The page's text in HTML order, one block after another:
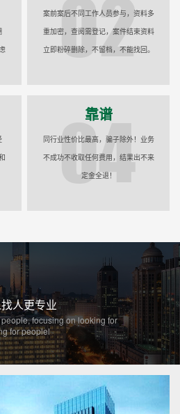
案前案后不同工作人员参与，资料多
重加密，查阅需登记，案件结束资料
立即粉碎删除，不留档，不能找回。
靠谱
同行业性价比最高，骗子除外！业务
不成功不收取任何费用，结果出不来
定金全退！
人更专业
focusing on looking for
for peoplel